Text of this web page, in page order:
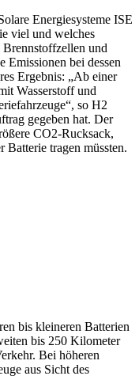
Energiesysteme ISE
viel und welches
und
Emissionen bei dessen
Ergebnis: „Ab einer
Wasserstoff und
so H2
gegeben hat. Der
CO2-Rucksack,
Batterie tragen müssten.
bis kleineren Batterien
bis 250 Kilometer
Bei höheren
aus Sicht des